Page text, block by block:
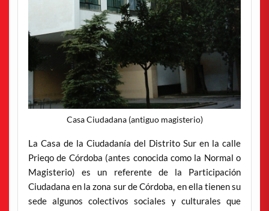
Casa Ciudadana (antiguo magisterio)
La Casa de la Ciudadanía del Distrito Sur en la calle
Prieqo de Córdoba (antes conocida como la Normal o
Magisterio) es un referente de la Participación
Ciudadana en la zona sur de Córdoba, en ella tienen su
sede algunos colectivos sociales y culturales que